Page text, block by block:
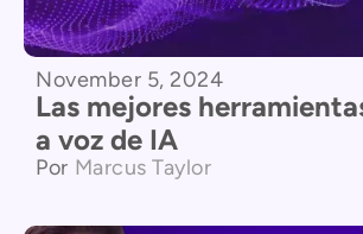
November 5, 2024
Las mejores
a voz de IA
Por Marcus Taylor